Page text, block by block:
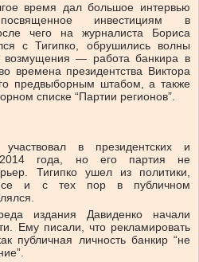
время дал большое интервью
инвестициям в
чего на журналиста Бориса
с Тигипко, обрушились волны
возмущения — работа банкира в
времена президентства Виктора
предвыборным штабом, а также
списке “Партии регионов”.
в президентских и
2014 года, но его партия не
Тигипко ушел из политики,
и с тех пор в публичном
издания Давиденко начали
Ему писали, что рекламировать
публичная личность банкир “не